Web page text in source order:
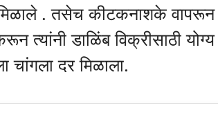
. तसेच कीटकनाशके वापरून
त्यांनी डाळिंब विक्रीसाठी
चांगला दर मिळाला.